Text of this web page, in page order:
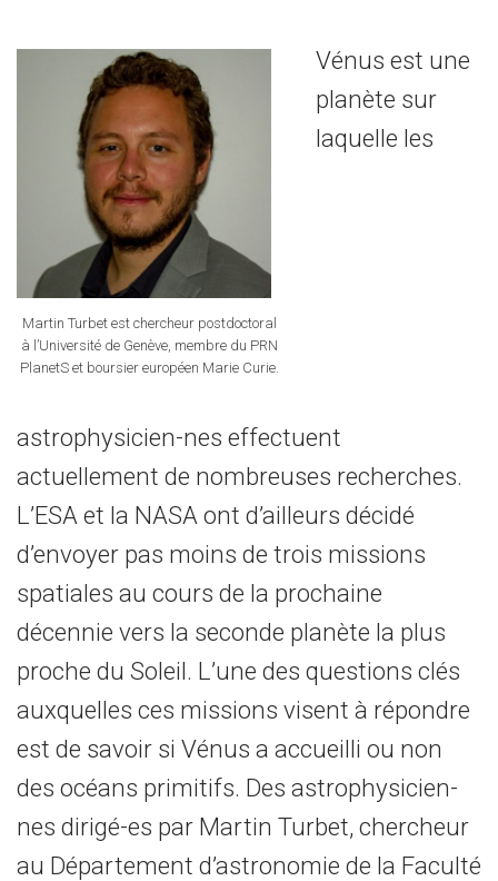
Martin Turbet est chercheur postdoctoral
à l’Université de Genève, membre du PRN
PlanetS et boursier européen Marie Curie.
Vénus est une
planète sur
laquelle les
astrophysicien-nes effectuent
actuellement de nombreuses recherches.
L’ESA et la NASA ont d’ailleurs décidé
d’envoyer pas moins de trois missions
spatiales au cours de la prochaine
décennie vers la seconde planète la plus
proche du Soleil. L’une des questions clés
auxquelles ces missions visent à répondre
est de savoir si Vénus a accueilli ou non
des océans primitifs. Des astrophysicien-
nes dirigé-es par Martin Turbet, chercheur
au Département d’astronomie de la Faculté